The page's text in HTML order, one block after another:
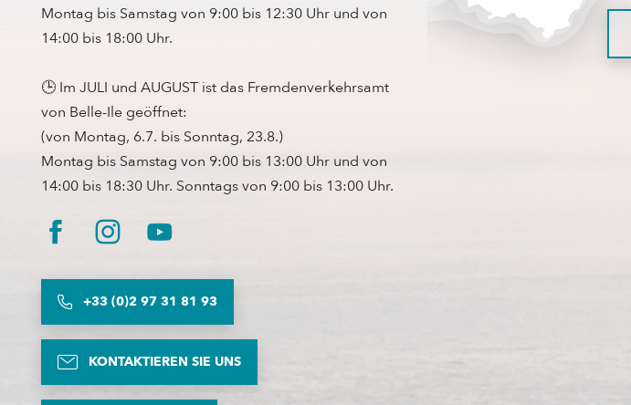
Montag bis Samstag von 9:00 bis 12:30 Uhr und von
14:00 bis 18:00 Uhr.
🕒 Im JULI und AUGUST ist das Fremdenverkehrsamt
von Belle-Ile geöffnet:
(von Montag, 6.7. bis Sonntag, 23.8.)
Montag bis Samstag von 9:00 bis 13:00 Uhr und von
14:00 bis 18:30 Uhr. Sonntags von 9:00 bis 13:00 Uhr.
+33 (0)2 97 31 81 93
KONTAKTIEREN SIE UNS